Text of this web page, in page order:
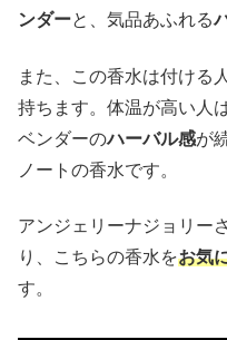
ンダーと、気品あふれる
また、この香水は付ける
持ちます。体温が高い人
ベンダーのハーバル感が
ノートの香水です。
アンジェリーナジョリー
り、こちらの香水をお気
す。